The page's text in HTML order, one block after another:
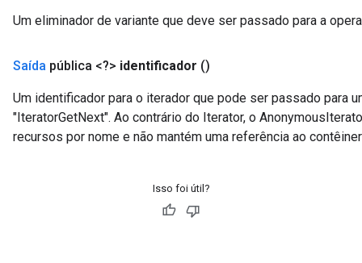
Um eliminador de variante que deve ser passado para a
Saída pública <?> identificador ()
Um identificador para o iterador que pode ser passado para
"IteratorGetNext". Ao contrário do Iterator, o
recursos por nome e não mantém uma referência ao
Isso foi útil?